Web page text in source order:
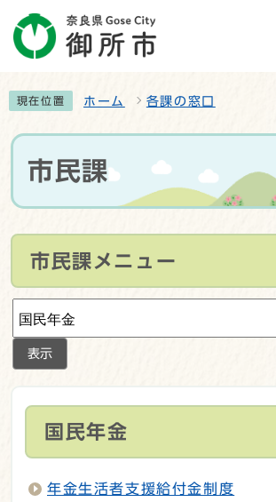
現在位置 ホーム 各課の窓口
市民課
市民課メニュー
表示
国民年金
年金生活者支援給付金制度